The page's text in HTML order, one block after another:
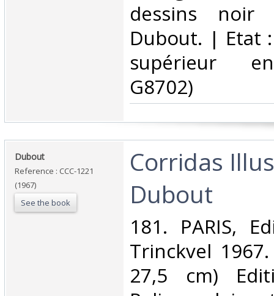
dessins
Dubout. | Etat
supérieur
G8702)‎
‎Dubout‎
Reference : CCC-1221
(1967)
See the book
‎Corridas
Dubout‎
‎181. PARIS,
Trinckvel
27,5 cm)